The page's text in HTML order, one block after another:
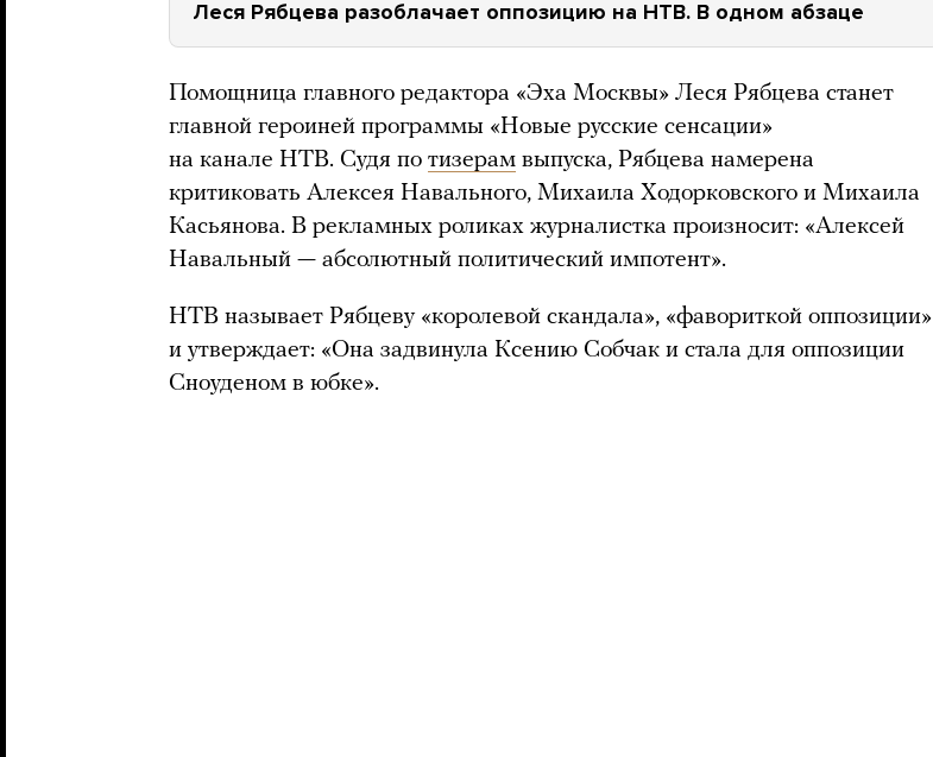
Леся Рябцева разоблачает оппозицию на НТВ. В одном абзаце
Помощница главного редактора «Эха Москвы» Леся Рябцева станет
главной героиней программы «Новые русские сенсации»
на канале НТВ. Судя по тизерам выпуска, Рябцева намерена
критиковать Алексея Навального, Михаила Ходорковского и Михаила
Касьянова. В рекламных роликах журналистка произносит: «Алексей
Навальный — абсолютный политический импотент».
НТВ называет Рябцеву «королевой скандала», «фавориткой оппозиции»
и утверждает: «Она задвинула Ксению Собчак и стала для оппозиции
Сноуденом в юбке».